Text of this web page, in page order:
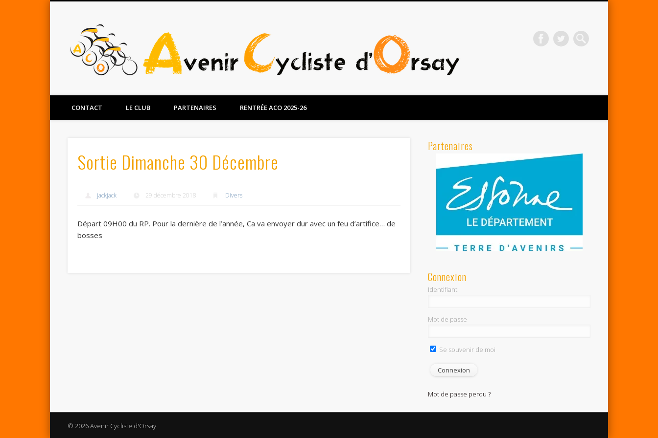
Avenir Cycliste d'Orsay
Twitter
CONTACT LE CLUB PARTENAIRES RENTRÉE ACO 2025-26
Sortie Dimanche 30 Décembre
jackjack 29 décembre 2018 Divers
Départ 09H00 du RP. Pour la dernière de l’année, Ca va envoyer dur avec un feu d’artifice… de
bosses
Partenaires
Connexion
Identifiant
Mot de passe
Se souvenir de moi
Mot de passe perdu ?
© 2026 Avenir Cycliste d'Orsay